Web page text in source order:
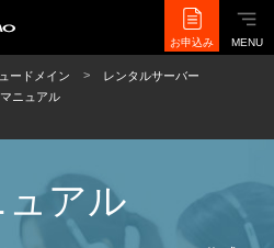
お申込み MENU
ードメイン
レンタルサーバー
マニュアル
ュアル